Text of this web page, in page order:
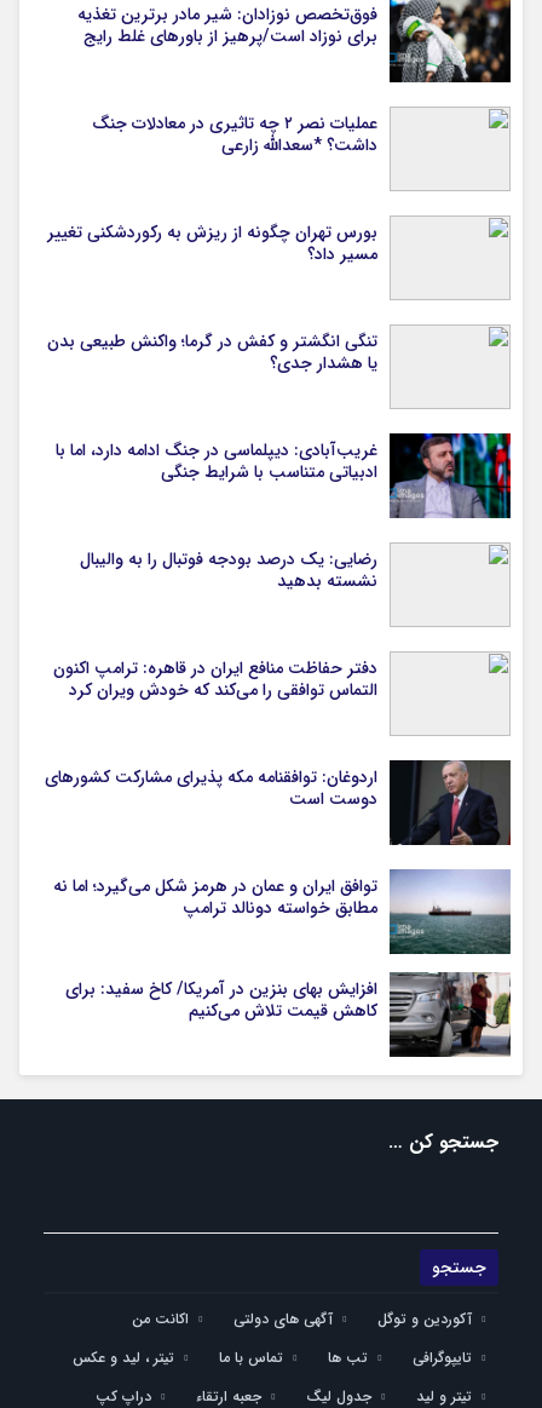
فوق‌تخصص نوزادان: شیر مادر برترین تغذیه
برای نوزاد است/پرهیز از باورهای غلط رایج
عملیات نصر ۲ چه تاثیری در معادلات جنگ
داشت؟ *سعدالله زارعی
بورس تهران چگونه از ریزش به رکوردشکنی تغییر
مسیر داد؟
تنگی انگشتر و کفش در گرما؛ واکنش طبیعی بدن
یا هشدار جدی؟
غریب‌آبادی: دیپلماسی در جنگ ادامه دارد، اما با
ادبیاتی متناسب با شرایط جنگی
رضایی: یک درصد بودجه فوتبال را به والیبال
نشسته بدهید
دفتر حفاظت منافع ایران در قاهره: ترامپ اکنون
التماس توافقی را می‌کند که خودش ویران کرد
اردوغان: توافقنامه مکه پذیرای مشارکت کشورهای
دوست است
توافق ایران و عمان در هرمز شکل می‌گیرد؛ اما نه
مطابق خواسته دونالد ترامپ
افزایش بهای بنزین در آمریکا/ کاخ سفید: برای
کاهش قیمت تلاش می‌کنیم
جستجو کن …
آکوردین و توگل آگهی های دولتی
اکانت من
تایپوگرافی
تب ها تماس با ما
تیتر ، لید و عکس
تیتر و لید
جدول لیگ جعبه ارتقاء دراپ کپ